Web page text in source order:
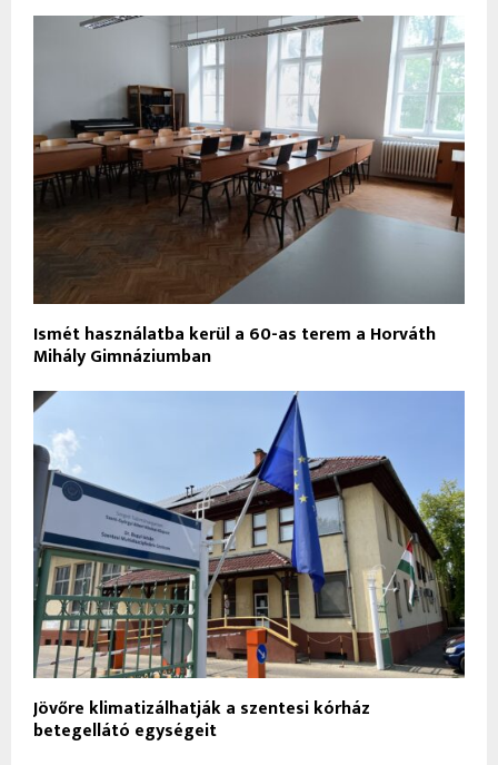
Ismét használatba kerül a 60-as terem a Horváth
Mihály Gimnáziumban
Jövőre klimatizálhatják a szentesi kórház
betegellátó egységeit